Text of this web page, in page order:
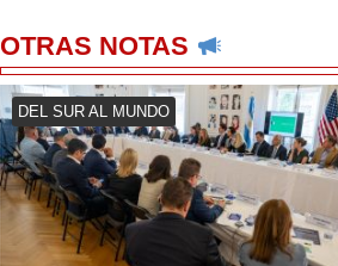
OTRAS NOTAS
DEL SUR AL MUNDO